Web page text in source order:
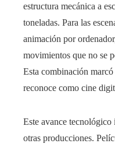
estructura mecánica a
toneladas. Para las
animación por
movimientos que no se
Esta combinación
reconoce como cine
Este avance tecnológico
otras producciones.